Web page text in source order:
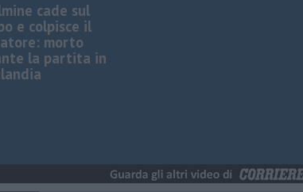
cade sul
e colpisce il
morto
la partita in